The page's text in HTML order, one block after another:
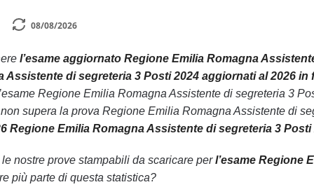
08/08/2026
l’esame aggiornato Regione Emilia Romagna
Assistente di segreteria 3 Posti 2024 aggiornati al 2026 in
Regione Emilia Romagna Assistente di segreteria 3
supera la prova Regione Emilia Romagna Assistente di
Regione Emilia Romagna Assistente di segreteria 3 Posti
nostre prove stampabili da scaricare perl’esame Regione
più parte di questa statistica?